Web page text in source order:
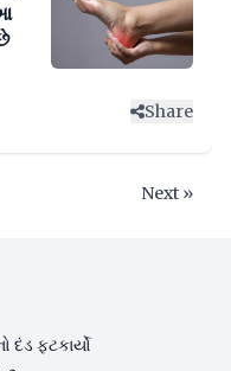
Share
Next »
દંડ ફટકાર્યો